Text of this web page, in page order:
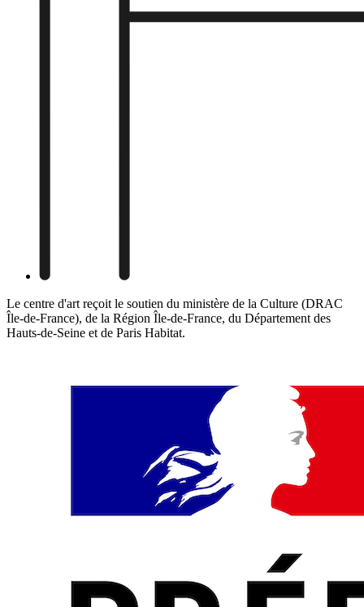
Le centre d'art reçoit le soutien du ministère de la Culture (DRAC
Île-de-France), de la Région Île-de-France, du Département des
Hauts-de-Seine et de Paris Habitat.